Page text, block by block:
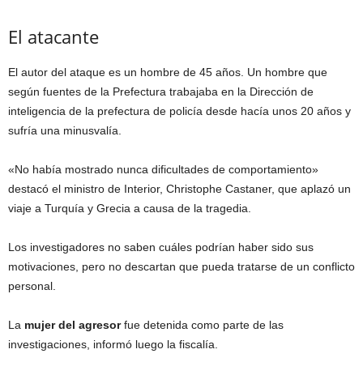
El atacante
El autor del ataque es un hombre de 45 años. Un hombre que
según fuentes de la Prefectura trabajaba en la Dirección de
inteligencia de la prefectura de policía desde hacía unos 20 años y
sufría una minusvalía.
«No había mostrado nunca dificultades de comportamiento»
destacó el ministro de Interior, Christophe Castaner, que aplazó un
viaje a Turquía y Grecia a causa de la tragedia.
Los investigadores no saben cuáles podrían haber sido sus
motivaciones, pero no descartan que pueda tratarse de un conflicto
personal.
La mujer del agresorfue detenida como parte de las
investigaciones, informó luego la fiscalía.